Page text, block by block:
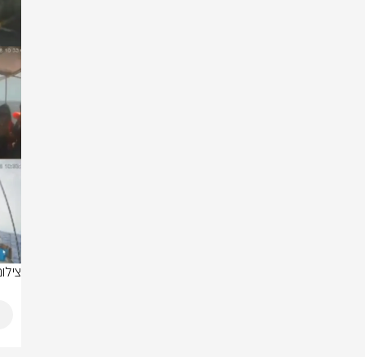
צילום: